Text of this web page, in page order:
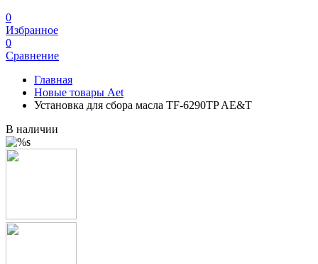
0
Избранное
0
Сравнение
Главная
Новые товары Aet
Установка для сбора масла TF-6290TP AE&T
В наличии